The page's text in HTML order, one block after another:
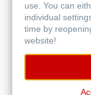
use. You can
individual
time by
website!